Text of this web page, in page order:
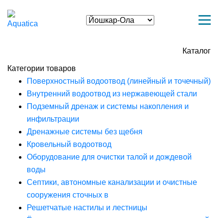
Каталог
Категории товаров
Поверхностный водоотвод (линейный и точечный)
Внутренний водоотвод из нержавеющей стали
Подземный дренаж и системы накопления и
инфильтрации
Дренажные системы без щебня
Кровельный водоотвод
Оборудование для очистки талой и дождевой
воды
Септики, автономные канализации и очистные
сооружения сточных в
Решетчатые настилы и лестницы